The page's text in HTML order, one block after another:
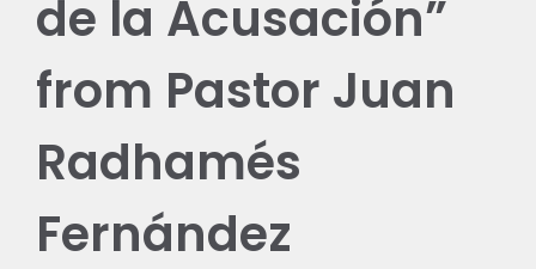
de la Acusación”
from Pastor Juan
Radhamés
Fernández